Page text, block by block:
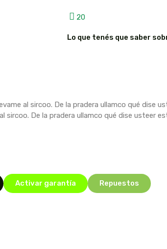
20
Lo que tenés que saber
al sircoo. De la pradera ullamco qué dise
sircoo. De la pradera ullamco qué dise usteer
Activar garantía Repuestos